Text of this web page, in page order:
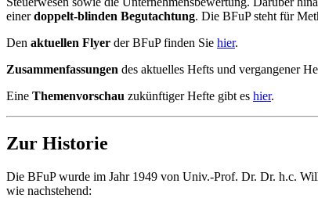
einerdoppelt-blinden Begutachtung. Die BFuP steht für
Den aktuellen Flyer der BFuP finden Sie hier.
Zusammenfassungen des aktuelles Hefts und vergangener
Eine Themenvorschau zukünftiger Hefte gibt es hier.
Zur Historie
Die BFuP wurde im Jahr 1949 von Univ.-Prof. Dr. Dr. h.c.
wie nachstehend: